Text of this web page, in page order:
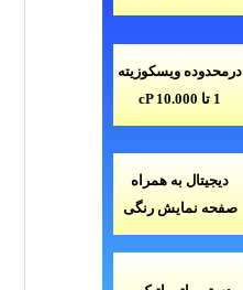
درمحدوده ویسکوزیته
1 تا
دیجیتال به همراه
صفحه نمایش رنگی